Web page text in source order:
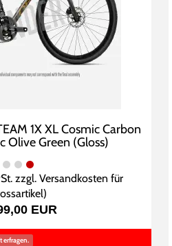
1X XL Cosmic Carbon
Olive Green (Gloss)
zzgl. Versandkosten für
)
EUR
erfragen.